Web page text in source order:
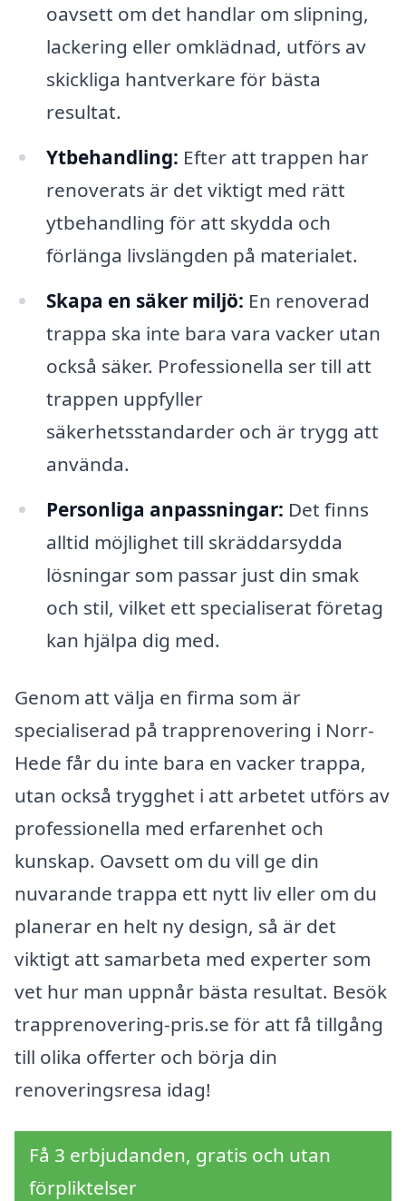
oavsett om det handlar om slipning,
lackering eller omklädnad, utförs av
skickliga hantverkare för bästa
resultat.
Ytbehandling: Efter att trappen har
renoverats är det viktigt med rätt
ytbehandling för att skydda och
förlänga livslängden på materialet.
Skapa en säker miljö: En renoverad
trappa ska inte bara vara vacker utan
också säker. Professionella ser till att
trappen uppfyller
säkerhetsstandarder och är trygg att
använda.
Personliga anpassningar: Det finns
alltid möjlighet till skräddarsydda
lösningar som passar just din smak
och stil, vilket ett specialiserat företag
kan hjälpa dig med.
Genom att välja en firma som är
specialiserad på trapprenovering i Norr-
Hede får du inte bara en vacker trappa,
utan också trygghet i att arbetet utförs av
professionella med erfarenhet och
kunskap. Oavsett om du vill ge din
nuvarande trappa ett nytt liv eller om du
planerar en helt ny design, så är det
viktigt att samarbeta med experter som
vet hur man uppnår bästa resultat. Besök
trapprenovering-pris.se för att få tillgång
till olika offerter och börja din
renoveringsresa idag!
Få 3 erbjudanden, gratis och utan
förpliktelser